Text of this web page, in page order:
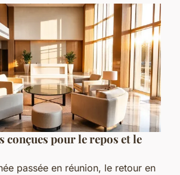
conçues pour le repos et le
passée en réunion, le retour en